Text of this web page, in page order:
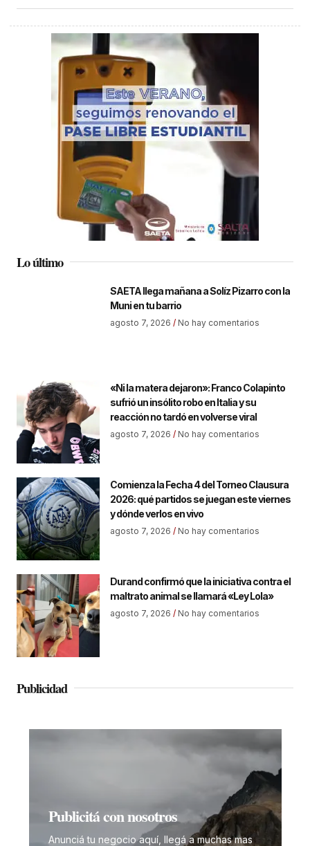
Lo último
SAETA llega mañana a Solíz Pizarro con la
Muni en tu barrio
agosto 7, 2026 No hay comentarios
«Ni la matera dejaron»: Franco Colapinto
sufrió un insólito robo en Italia y su
reacción no tardó en volverse viral
agosto 7, 2026 No hay comentarios
Comienza la Fecha 4 del Torneo Clausura
2026: qué partidos se juegan este viernes
y dónde verlos en vivo
agosto 7, 2026 No hay comentarios
Durand confirmó que la iniciativa contra el
maltrato animal se llamará «Ley Lola»
agosto 7, 2026 No hay comentarios
Publicidad
Publicitá con nosotros
Anunciá tu negocio aquí, llegá a muchas mas